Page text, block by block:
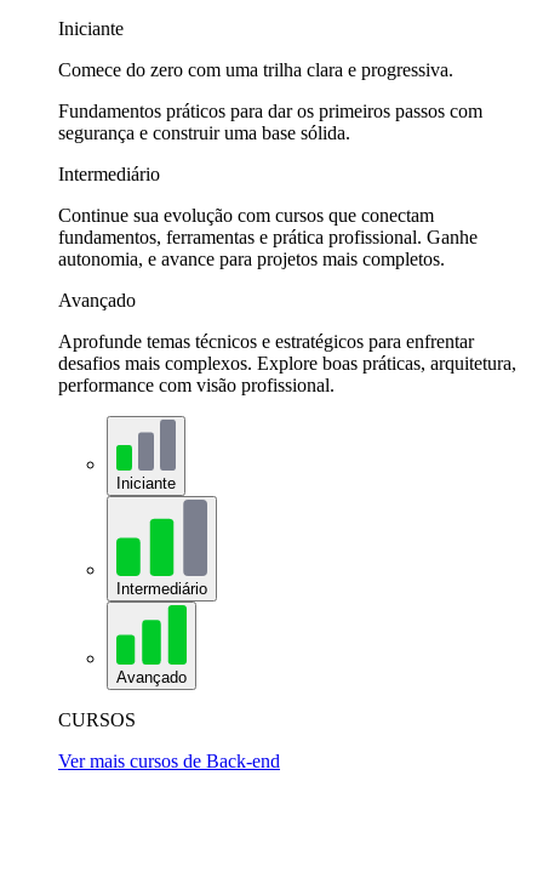
Iniciante
Comece do zero com uma trilha clara e progressiva.
Fundamentos práticos para dar os primeiros passos com
segurança e construir uma base sólida.
Intermediário
Continue sua evolução com cursos que conectam
fundamentos, ferramentas e prática profissional. Ganhe
autonomia, e avance para projetos mais completos.
Avançado
Aprofunde temas técnicos e estratégicos para enfrentar
desafios mais complexos. Explore boas práticas, arquitetura,
performance com visão profissional.
Iniciante
Intermediário
Avançado
CURSOS
Ver mais cursos de Back-end